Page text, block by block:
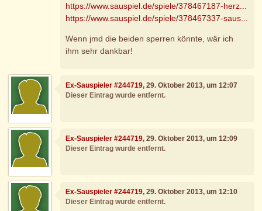
https://www.sauspiel.de/spiele/378467187-herz...
https://www.sauspiel.de/spiele/378467337-saus...
Wenn jmd die beiden sperren könnte, wär ich
ihm sehr dankbar!
Ex-Sauspieler #244719, 29. Oktober 2013, um 12:07
Dieser Eintrag wurde entfernt.
Ex-Sauspieler #244719, 29. Oktober 2013, um 12:09
Dieser Eintrag wurde entfernt.
Ex-Sauspieler #244719, 29. Oktober 2013, um 12:10
Dieser Eintrag wurde entfernt.